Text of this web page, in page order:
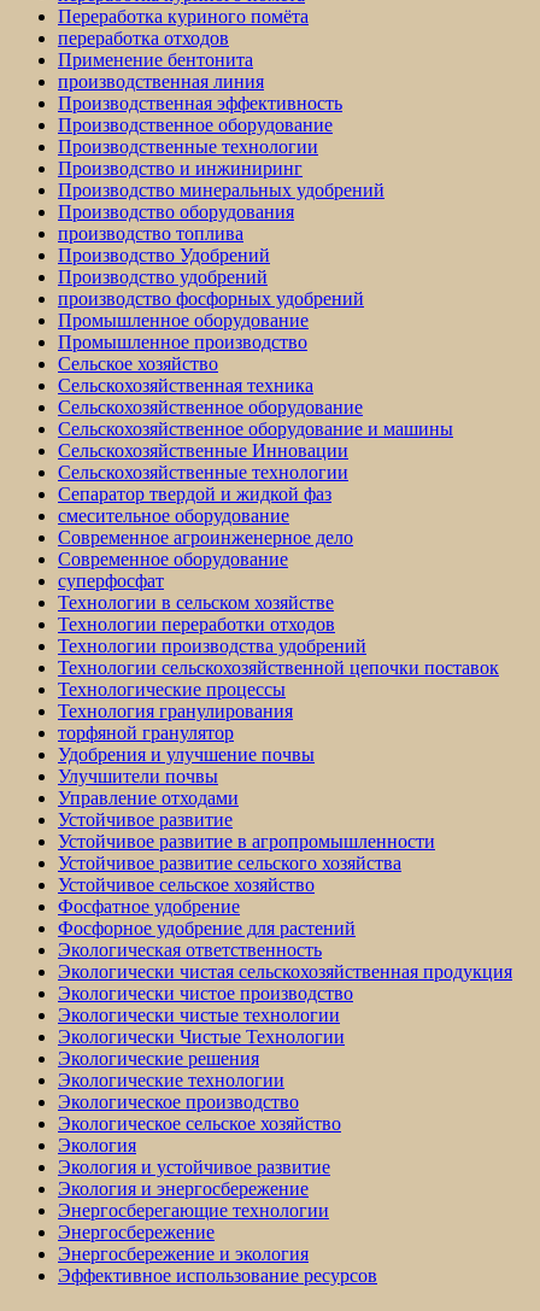
Переработка куриного помёта
переработка отходов
Применение бентонита
производственная линия
Производственная эффективность
Производственное оборудование
Производственные технологии
Производство и инжиниринг
Производство минеральных удобрений
Производство оборудования
производство топлива
Производство Удобрений
Производство удобрений
производство фосфорных удобрений
Промышленное оборудование
Промышленное производство
Сельское хозяйство
Сельскохозяйственная техника
Сельскохозяйственное оборудование
Сельскохозяйственное оборудование и машины
Сельскохозяйственные Инновации
Сельскохозяйственные технологии
Сепаратор твердой и жидкой фаз
смесительное оборудование
Современное агроинженерное дело
Современное оборудование
суперфосфат
Технологии в сельском хозяйстве
Технологии переработки отходов
Технологии производства удобрений
Технологии сельскохозяйственной цепочки поставок
Технологические процессы
Технология гранулирования
торфяной гранулятор
Удобрения и улучшение почвы
Улучшители почвы
Управление отходами
Устойчивое развитие
Устойчивое развитие в агропромышленности
Устойчивое развитие сельского хозяйства
Устойчивое сельское хозяйство
Фосфатное удобрение
Фосфорное удобрение для растений
Экологическая ответственность
Экологически чистая сельскохозяйственная продукция
Экологически чистое производство
Экологически чистые технологии
Экологически Чистые Технологии
Экологические решения
Экологические технологии
Экологическое производство
Экологическое сельское хозяйство
Экология
Экология и устойчивое развитие
Экология и энергосбережение
Энергосберегающие технологии
Энергосбережение
Энергосбережение и экология
Эффективное использование ресурсов